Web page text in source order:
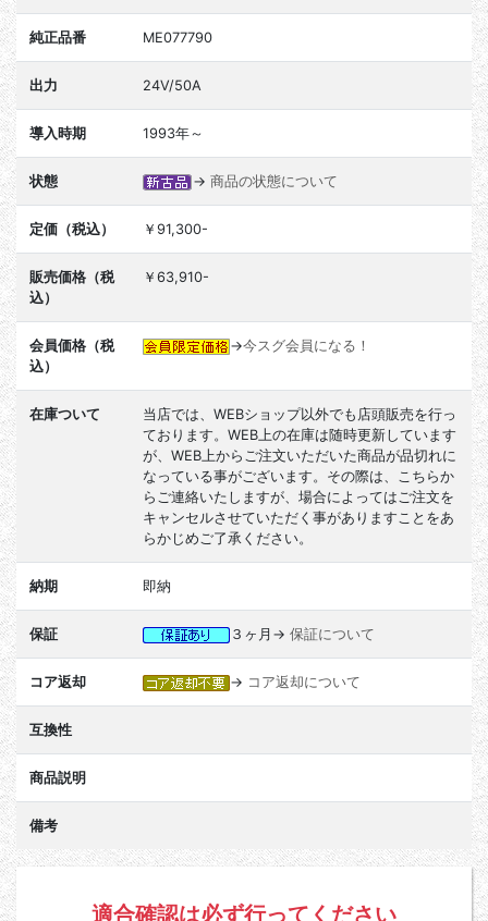
純正品番 ME077790
出力 24V/50A
導入時期 1993年～
状態 → 商品の状態について
定価（税込） ￥91,300-
販売価格（税
込）
￥63,910-
会員価格（税
込）
→今スグ会員になる！
在庫ついて
当店では、WEBショップ以外でも店頭販売を行っ
ております。WEB上の在庫は随時更新しています
が、WEB上からご注文いただいた商品が品切れに
なっている事がございます。その際は、こちらか
らご連絡いたしますが、場合によってはご注文を
キャンセルさせていただく事がありますことをあ
らかじめご了承ください。
納期 即納
保証 ３ヶ月→ 保証について
コア返却 → コア返却について
互換性
商品説明
備考
適合確認は必ず行ってください